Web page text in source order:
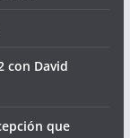
con David
que